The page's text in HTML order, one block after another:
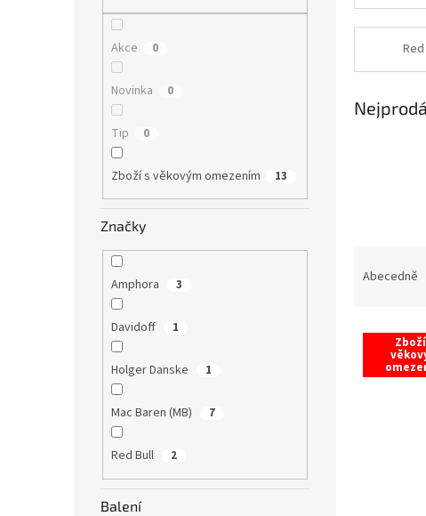
Akce 0
Novinka 0
Tip 0
Zboží s věkovým omezením 13
Značky
Amphora 3
Davidoff 1
Holger Danske 1
Mac Baren (MB) 7
Red Bull 2
Balení
n
p
Abecedně
V
p